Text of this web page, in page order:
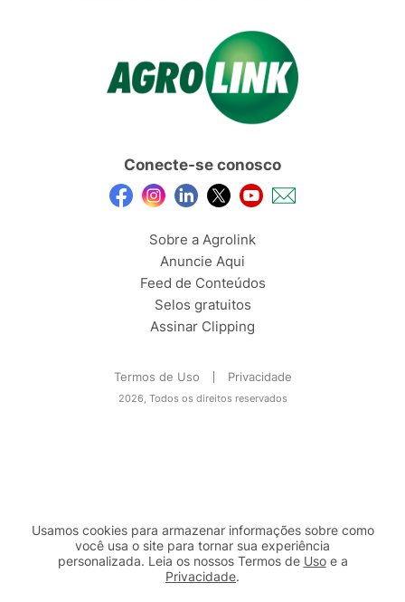
Conecte-se conosco
Sobre a Agrolink
Anuncie Aqui
Feed de Conteúdos
Selos gratuitos
Assinar Clipping
Termos de Uso Privacidade
2026, Todos os direitos reservados
Usamos cookies para armazenar informações sobre como
você usa o site para tornar sua experiência
personalizada. Leia os nossos Termos de Usoe a
Privacidade.